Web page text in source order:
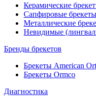
Керамические
Сапфировые брекеты
Металлические
Невидимые
Бренды брекетов
Брекеты American
Брекеты Ormco
Диагностика